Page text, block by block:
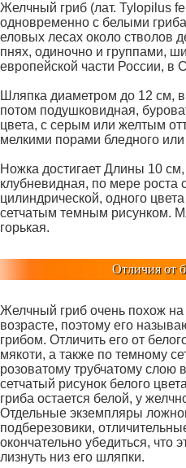
Желчный гриб (лат. Tylopilus
одновременно с белыми
еловых лесах около стволов
пнях, одиночно и группами,
европейской части России, в
Шляпка диаметром до 12 см,
потом подушковидная,
цвета, с серым или желтым
мелкими порами бледного или
Ножка достигает Длины 10
клубневидная, по мере роста
цилиндрической, одного
сетчатым темным рисунком.
горькая.
Отличия от
Желчный гриб очень похож
возрасте, поэтому его
грибом. Отличить его от
мякоти, а также по темному
розоватому трубчатому слою
сетчатый рисунок белого
гриба остается белой, у
Отдельные экземпляры
подберезовики,
окончательно убедиться, что
лизнуть низ его шляпки.